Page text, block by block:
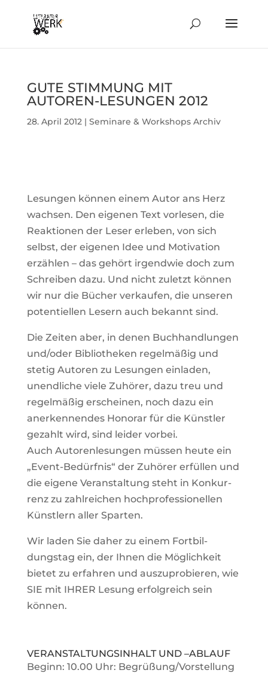
GUTE STIM­MUNG MIT
AUTOREN-LESUNGEN 2012
28. April 2012| Seminare & Workshops Archiv
Lesungen können einem Autor ans Herz
wachsen. Den eigenen Text vor­lesen, die
Reak­tionen der Leser erleben, von sich
selbst, der eigenen Idee und Moti­va­tion
erzählen – das gehört irgendwie doch zum
Schreiben dazu. Und nicht zuletzt können
wir nur die Bücher ver­kaufen, die unseren
poten­ti­ellen Lesern auch bekannt sind.
Die Zeiten aber, in denen Buch­hand­lungen
und/oder Biblio­theken regel­mäßig und
stetig Autoren zu Lesungen ein­laden,
unend­liche viele Zuhörer, dazu treu und
regel­mäßig erscheinen, noch dazu ein
aner­ken­nendes Honorar für die Künstler
gezahlt wird, sind leider vorbei.
Auch Autoren­le­sungen müssen heute ein
„Event-Bedürfnis“ der Zuhörer erfüllen und
die eigene Ver­an­stal­tung steht in Kon­kur­
renz zu zahl­rei­chen hoch­pro­fes­sio­nellen
Künst­lern aller Sparten.
Wir laden Sie daher zu einem Fort­bil­
dungstag ein, der Ihnen die Mög­lich­keit
bietet zu erfahren und aus­zu­pro­bieren, wie
SIE mit IHRER Lesung erfolg­reich sein
können.
VER­AN­STAL­TUNGS­IN­HALT UND –ABLAUF
Beginn: 10.00 Uhr: Begrüßung/Vorstellung